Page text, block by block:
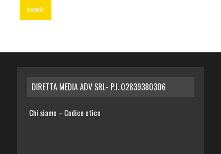
DIRETTA MEDIA ADV SRL- P.I. 02839380306
Chi siamo – Codice etico